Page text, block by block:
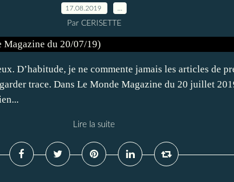
17.08.2019
Par CERISETTE
D’habitude, je ne commente jamais les articles de
trace. Dans Le Monde Magazine du 20 juillet
Lire la suite